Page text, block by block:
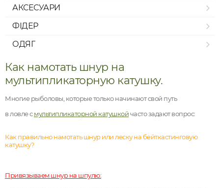
АКСЕСУАРИ
ФІДЕР
ОДЯГ
Как намотать шнур на
мультипликаторную катушку.
Многие рыболовы, которые только начинают свой путь
в ловле смультипликаторной катушкойчасто задают вопрос:
Как правильно намотать шнур или леску на бейткастинговую
катушку?
Привязываем шнур на шпулю: